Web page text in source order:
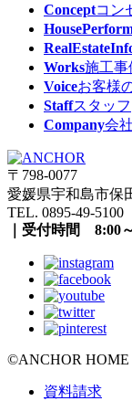
Conceptコン
Works施工事
Voiceお客様
Staffスタッフ
Company会
〒798-0077
愛媛県宇和島市保
TEL. 0895-49-5100
｜受付時間 8:00
©ANCHOR HOME
資料請求